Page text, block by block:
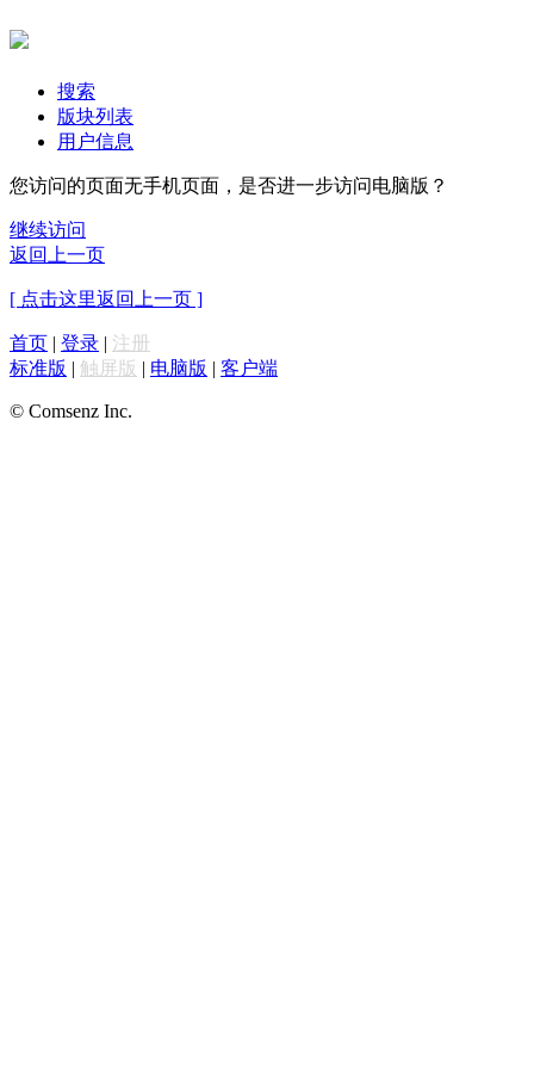
搜索
版块列表
用户信息
您访问的页面无手机页面，是否进一步访问电脑版？
继续访问
返回上一页
[ 点击这里返回上一页 ]
首页 | 登录 | 注册
标准版 | 触屏版 | 电脑版 | 客户端
© Comsenz Inc.